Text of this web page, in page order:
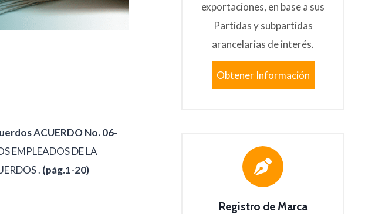
ACUERDO No. 06-
EMPLEADOS DE LA
. (pág.1-20)
exportaciones, en base a sus
Partidas y subpartidas
arancelarias de interés.
Obtener Información
Registro de Marca